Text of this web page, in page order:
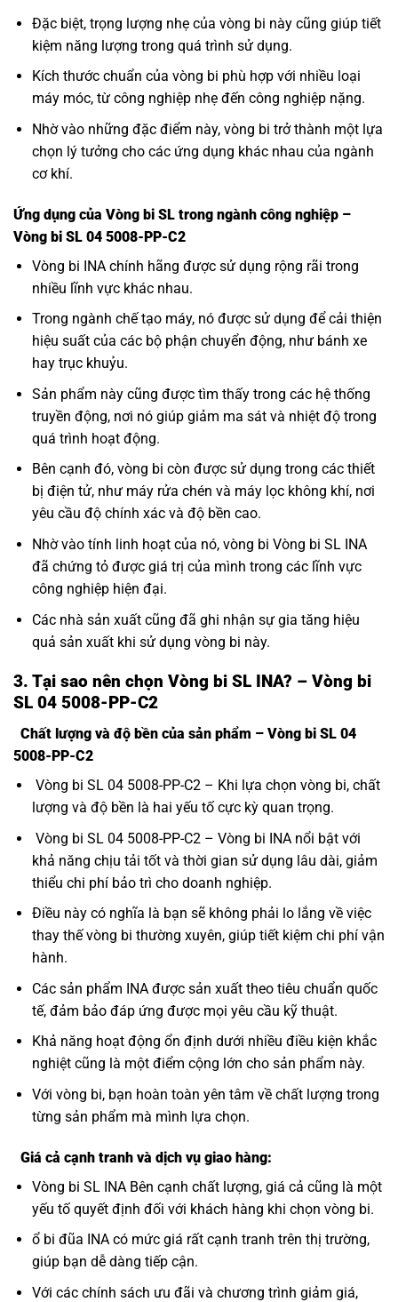
Đặc biệt, trọng lượng nhẹ của vòng bi này cũng giúp tiết
kiệm năng lượng trong quá trình sử dụng.
Kích thước chuẩn của vòng bi phù hợp với nhiều loại
máy móc, từ công nghiệp nhẹ đến công nghiệp nặng.
Nhờ vào những đặc điểm này, vòng bi trở thành một lựa
chọn lý tưởng cho các ứng dụng khác nhau của ngành
cơ khí.
Ứng dụng của Vòng bi SL trong ngành công nghiệp –
Vòng bi SL 04 5008-PP-C2
Vòng bi INAchính hãng được sử dụng rộng rãi trong
nhiều lĩnh vực khác nhau.
Trong ngành chế tạo máy, nó được sử dụng để cải thiện
hiệu suất của các bộ phận chuyển động, như bánh xe
hay trục khuỷu.
Sản phẩm này cũng được tìm thấy trong các hệ thống
truyền động, nơi nó giúp giảm ma sát và nhiệt độ trong
quá trình hoạt động.
Bên cạnh đó, vòng bi còn được sử dụng trong các thiết
bị điện tử, như máy rửa chén và máy lọc không khí, nơi
yêu cầu độ chính xác và độ bền cao.
Nhờ vào tính linh hoạt của nó, vòng bi Vòng bi SL INA
đã chứng tỏ được giá trị của mình trong các lĩnh vực
công nghiệp hiện đại.
Các nhà sản xuất cũng đã ghi nhận sự gia tăng hiệu
quả sản xuất khi sử dụng vòng bi này.
3. Tại sao nên chọn Vòng bi SL INA? – Vòng bi
SL 04 5008-PP-C2
Chất lượng và độ bền của sản phẩm – Vòng bi SL 04
5008-PP-C2
Vòng bi SL 04 5008-PP-C2 – Khi lựa chọn vòng bi, chất
lượng và độ bền là hai yếu tố cực kỳ quan trọng.
Vòng bi SL 04 5008-PP-C2 – Vòng bi INA nổi bật với
khả năng chịu tải tốt và thời gian sử dụng lâu dài, giảm
thiểu chi phí bảo trì cho doanh nghiệp.
Điều này có nghĩa là bạn sẽ không phải lo lắng về việc
thay thế vòng bi thường xuyên, giúp tiết kiệm chi phí vận
hành.
Các sản phẩm INA được sản xuất theo tiêu chuẩn quốc
tế, đảm bảo đáp ứng được mọi yêu cầu kỹ thuật.
Khả năng hoạt động ổn định dưới nhiều điều kiện khắc
nghiệt cũng là một điểm cộng lớn cho sản phẩm này.
Với vòng bi, bạn hoàn toàn yên tâm về chất lượng trong
từng sản phẩm mà mình lựa chọn.
Giá cả cạnh tranh và dịch vụ giao hàng:
Vòng bi SL INA Bên cạnh chất lượng, giá cả cũng là một
yếu tố quyết định đối với khách hàng khi chọn vòng bi.
ổ bi đũa INA có mức giá rất cạnh tranh trên thị trường,
giúp bạn dễ dàng tiếp cận.
Với các chính sách ưu đãi và chương trình giảm giá,